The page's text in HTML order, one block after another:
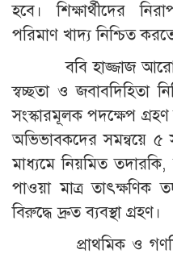
হবে। শিক্ষার্থীদের
পরিমাণ খাদ্য নিশ্চিত
ববি হাজ্জাজ আরো
স্বচ্ছতা ও জবাবদিহিতা
সংস্কারমূলক পদক্ষেপ
অভিভাবকদের সমন্বয়ে ৫
মাধ্যমে নিয়মিত
পাওয়া মাত্র তাৎক্ষণিক
বিরুদ্ধে দ্রুত ব্যবস্থা গ্রহণ।
প্রাথমিক ও